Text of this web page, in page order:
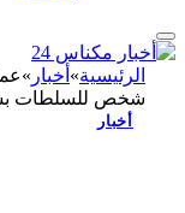
الرئيسية» أخبار »
شخص للسلطات
أخبار